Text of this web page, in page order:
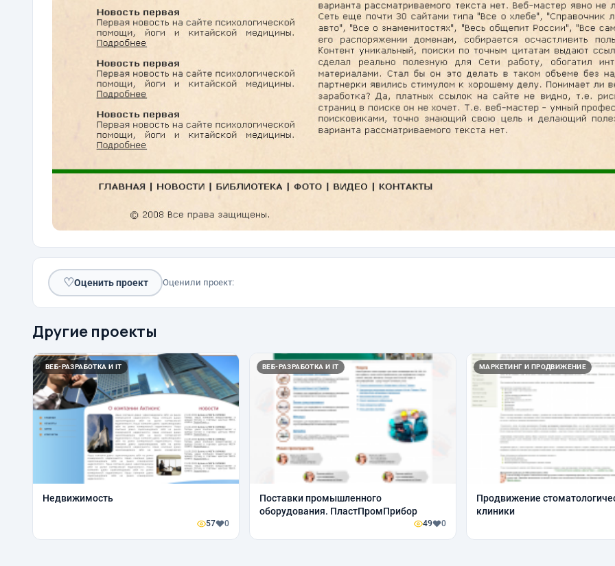
♡Оценить проект Оценили проект:
Другие проекты
ВЕБ-РАЗРАБОТКА И IT
Недвижимость
57 0
ВЕБ-РАЗРАБОТКА И IT
Поставки промышленного
оборудования. ПластПромПрибор
49 0
МАРКЕТИНГ И ПРОДВИЖЕНИЕ
Продвижение
клиники